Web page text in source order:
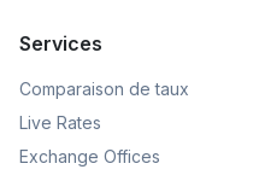
Services
Comparaison de taux
Live Rates
Exchange Offices